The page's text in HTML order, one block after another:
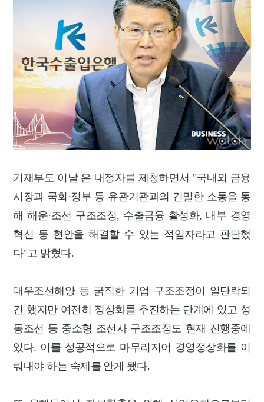
기재부도 이날 은 내정자를 제청하면서 "국내외 금융
시장과 국회·정부 등 유관기관과의 긴밀한 소통을 통
해 해운·조선 구조조정, 수출금융 활성화, 내부 경영
혁신 등 현안을 해결할 수 있는 적임자라고 판단했
다"고 밝혔다.
대우조선해양 등 굵직한 기업 구조조정이 일단락되
긴 했지만 여전히 정상화를 추진하는 단계에 있고 성
동조선 등 중소형 조선사 구조조정도 현재 진행중에
있다. 이를 성공적으로 마무리지어 경영정상화를 이
뤄내야 하는 숙제를 안게 됐다.